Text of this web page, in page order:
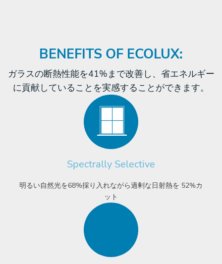
BENEFITS OF ECOLUX:
ガラスの断熱性能を41%まで改善し、省エネルギー
に貢献していることを実感することができます。
Spectrally Selective
明るい自然光を68%採り入れながら過剰な日射熱を 52%カ
ット